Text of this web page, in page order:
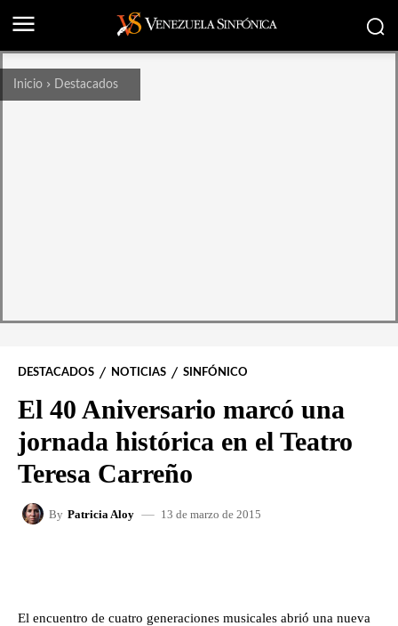
Inicio Destacados
DESTACADOS NOTICIAS SINFÓNICO
El 40 Aniversario marcó una
jornada histórica en el Teatro
Teresa Carreño
By Patricia Aloy 13 de marzo de 2015
El encuentro de cuatro generaciones musicales abrió una nueva